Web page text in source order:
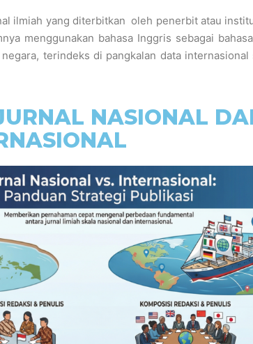
ilmiah yang diterbitkan oleh penerbit atau
menggunakan bahasa Inggris sebagai
terindeks di pangkalan data
NASIONAL